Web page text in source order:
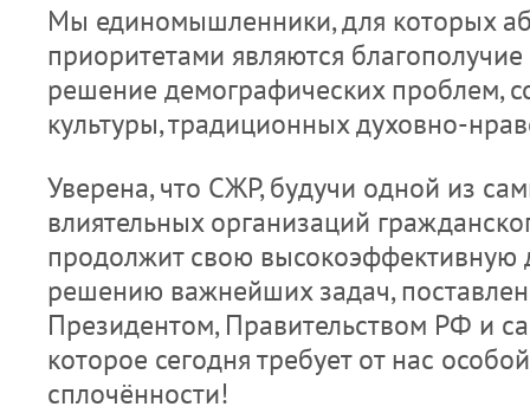
Мы единомышленники, для которых
приоритетами являются
решение демографических проблем,
культуры, традиционных духовно-
Уверена, что СЖР, будучи одной из
влиятельных организаций
продолжит свою высокоэффективную
решению важнейших задач,
Президентом, Правительством РФ и
которое сегодня требует от нас
сплочённости!